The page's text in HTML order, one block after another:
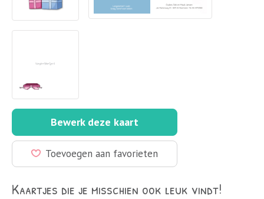
Bewerk deze kaart
Toevoegen aan favorieten
Kaartjes die je misschien ook leuk vindt!